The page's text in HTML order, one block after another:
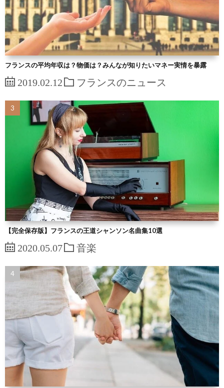
フランスの平均年収は？物価は？みんなが知りたいマネー実情を暴露
2019.02.12 フランスのニュース
【完全保存版】フランスの王道シャンソン名曲集10選
2020.05.07 音楽